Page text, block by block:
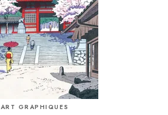
ART GRAPHIQUES